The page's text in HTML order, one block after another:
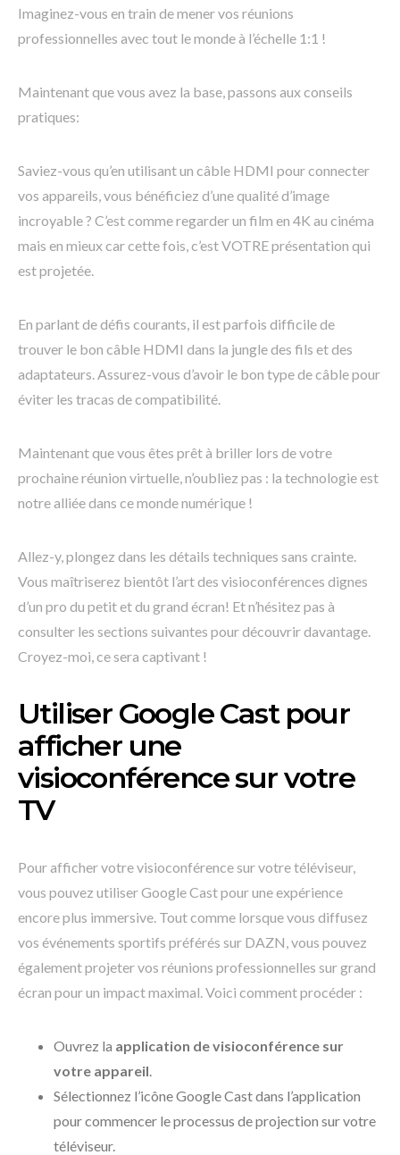
Imaginez-vous en train de mener vos réunions
professionnelles avec tout le monde à l’échelle 1:1 !
Maintenant que vous avez la base, passons aux conseils
pratiques:
Saviez-vous qu’en utilisant un câble HDMI pour connecter
vos appareils, vous bénéficiez d’une qualité d’image
incroyable ? C’est comme regarder un film en 4K au cinéma
mais en mieux car cette fois, c’est VOTRE présentation qui
est projetée.
En parlant de défis courants, il est parfois difficile de
trouver le bon câble HDMI dans la jungle des fils et des
adaptateurs. Assurez-vous d’avoir le bon type de câble pour
éviter les tracas de compatibilité.
Maintenant que vous êtes prêt à briller lors de votre
prochaine réunion virtuelle, n’oubliez pas : la technologie est
notre alliée dans ce monde numérique !
Allez-y, plongez dans les détails techniques sans crainte.
Vous maîtriserez bientôt l’art des visioconférences dignes
d’un pro du petit et du grand écran! Et n’hésitez pas à
consulter les sections suivantes pour découvrir davantage.
Croyez-moi, ce sera captivant !
Utiliser Google Cast pour
afficher une
visioconférence sur votre
TV
Pour afficher votre visioconférence sur votre téléviseur,
vous pouvez utiliser Google Cast pour une expérience
encore plus immersive. Tout comme lorsque vous diffusez
vos événements sportifs préférés sur DAZN, vous pouvez
également projeter vos réunions professionnelles sur grand
écran pour un impact maximal. Voici comment procéder :
Ouvrez la application de visioconférence sur
votre appareil
Sélectionnez l’icône Google Cast dans l’application
pour commencer le processus de projection sur votre
téléviseur.